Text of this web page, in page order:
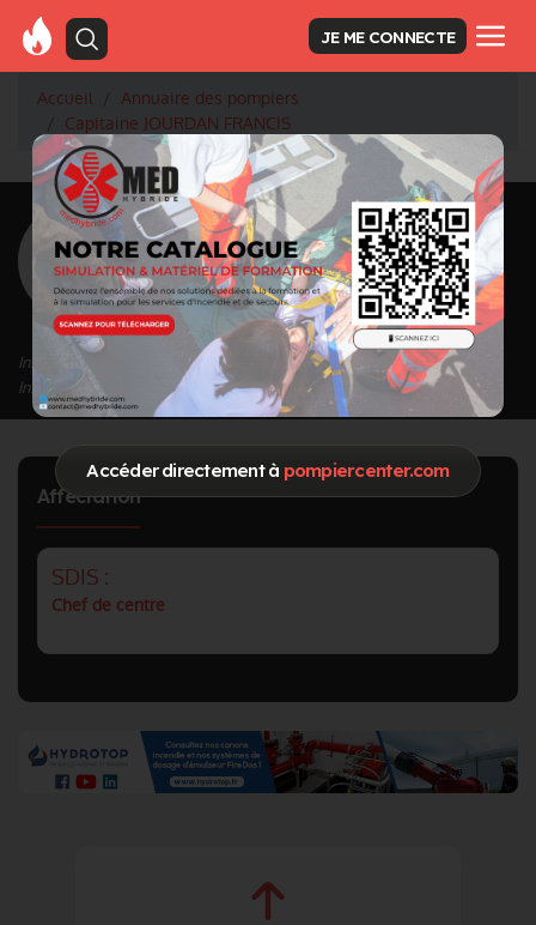
Accéder directement à pompiercenter.com
JE ME CONNECTE
Accueil
Annuaire des pompiers
Capitaine JOURDAN FRANCIS
<Retour à la liste des pompiers
JOURDAN
FRANCIS
Grade : Capitaine
Inscrit depuis le 01/10/2020 à 17:36
Informations mises à jour le 11/01/2023 à 18:30
Affectation
SDIS :
Chef de centre